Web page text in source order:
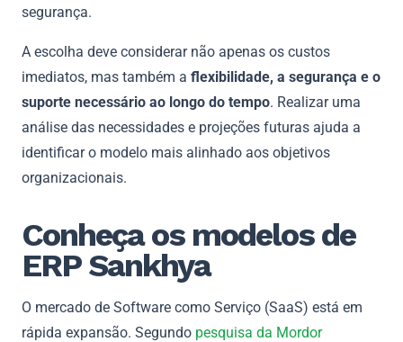
segurança.
A escolha deve considerar não apenas os custos
imediatos, mas também a flexibilidade, a segurança e o
suporte necessário ao longo do tempo. Realizar uma
análise das necessidades e projeções futuras ajuda a
identificar o modelo mais alinhado aos objetivos
organizacionais.
Conheça os modelos de
ERP Sankhya
O mercado de Software como Serviço (SaaS) está em
rápida expansão. Segundo pesquisa da Mordor